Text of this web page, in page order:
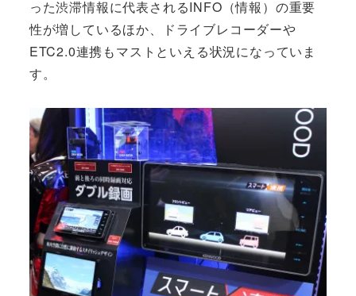
った渋滞情報に代表されるINFO（情報）の重要
性が増しているほか、ドライブレコーダーや
ETC2.0連携もマストといえる状況になっていま
す。